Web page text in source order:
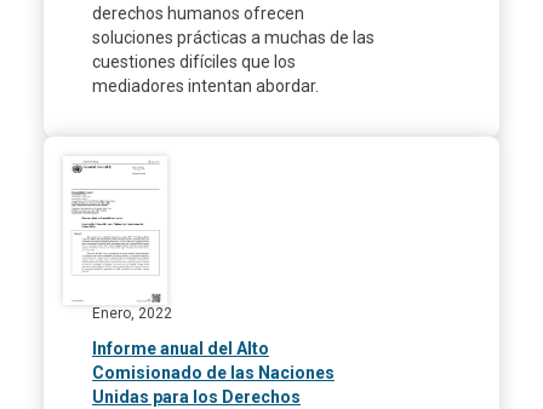
derechos humanos ofrecen
soluciones prácticas a muchas de las
cuestiones difíciles que los
mediadores intentan abordar.
Enero, 2022
Informe anual del Alto
Comisionado de las Naciones
Unidas para los Derechos